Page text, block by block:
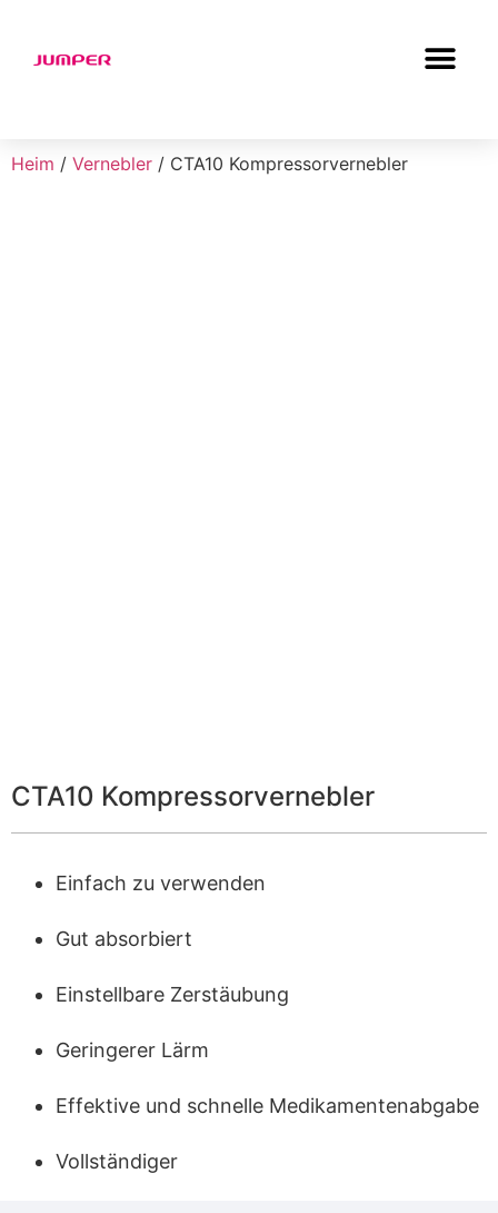
Heim / Vernebler / CTA10 Kompressorvernebler
CTA10 Kompressorvernebler
Einfach zu verwenden
Gut absorbiert
Einstellbare Zerstäubung
Geringerer Lärm
Effektive und schnelle Medikamentenabgabe
Vollständiger